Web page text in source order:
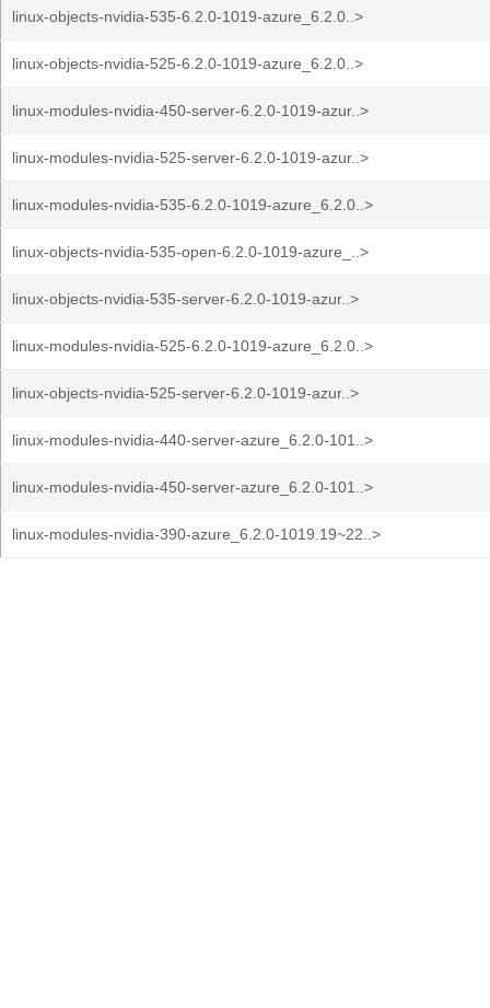
linux-objects-nvidia-535-6.2.0-1019-azure_6.2.0..>
linux-objects-nvidia-525-6.2.0-1019-azure_6.2.0..>
linux-modules-nvidia-450-server-6.2.0-1019-azur..>
linux-modules-nvidia-525-server-6.2.0-1019-azur..>
linux-modules-nvidia-535-6.2.0-1019-azure_6.2.0..>
linux-objects-nvidia-535-open-6.2.0-1019-azure_..>
linux-objects-nvidia-535-server-6.2.0-1019-azur..>
linux-modules-nvidia-525-6.2.0-1019-azure_6.2.0..>
linux-objects-nvidia-525-server-6.2.0-1019-azur..>
linux-modules-nvidia-440-server-azure_6.2.0-101..>
linux-modules-nvidia-450-server-azure_6.2.0-101..>
linux-modules-nvidia-390-azure_6.2.0-1019.19~22..>